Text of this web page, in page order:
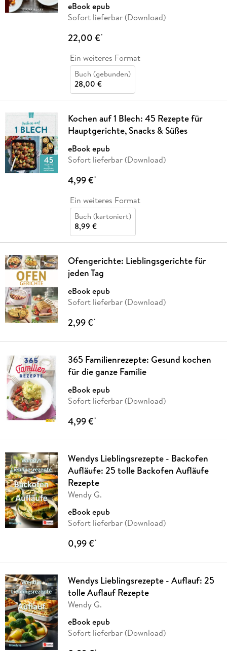
eBook epub
Sofort lieferbar (Download)
22,00 €*
Ein weiteres Format
Buch (gebunden)
28,00 €
Kochen auf 1 Blech: 45 Rezepte für
Hauptgerichte, Snacks & Süßes
eBook epub
Sofort lieferbar (Download)
4,99 €*
Ein weiteres Format
Buch (kartoniert)
8,99 €
Ofengerichte: Lieblingsgerichte für
jeden Tag
eBook epub
Sofort lieferbar (Download)
2,99 €*
365 Familienrezepte: Gesund kochen
für die ganze Familie
eBook epub
Sofort lieferbar (Download)
4,99 €*
Wendys Lieblingsrezepte - Backofen
Aufläufe: 25 tolle Backofen Aufläufe
Rezepte
Wendy G.
eBook epub
Sofort lieferbar (Download)
0,99 €*
Wendys Lieblingsrezepte - Auflauf: 25
tolle Auflauf Rezepte
Wendy G.
eBook epub
Sofort lieferbar (Download)